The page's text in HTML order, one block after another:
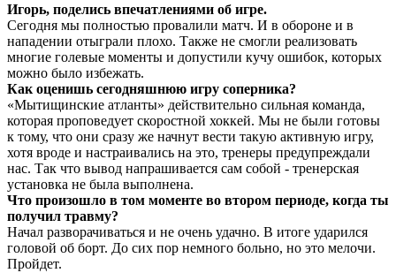
Игорь, поделись впечатлениями об игре.
Сегодня мы полностью провалили матч. И в обороне и в
нападении отыграли плохо. Также не смогли реализовать
многие голевые моменты и допустили кучу ошибок, которых
можно было избежать.
Как оценишь сегодняшнюю игру соперника?
«Мытищинские атланты» действительно сильная команда,
которая проповедует скоростной хоккей. Мы не были готовы
к тому, что они сразу же начнут вести такую активную игру,
хотя вроде и настраивались на это, тренеры предупреждали
нас. Так что вывод напрашивается сам собой - тренерская
установка не была выполнена.
Что произошло в том моменте во втором периоде, когда ты
получил травму?
Начал разворачиваться и не очень удачно. В итоге ударился
головой об борт. До сих пор немного больно, но это мелочи.
Пройдет.